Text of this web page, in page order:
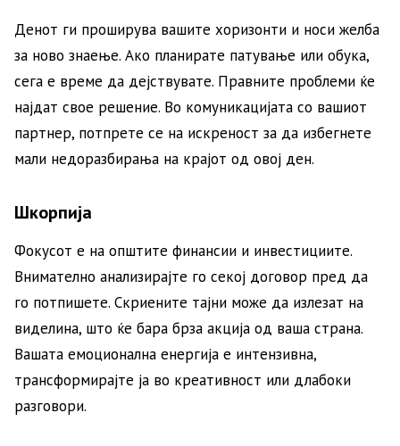
Денот ги проширува вашите хоризонти и носи желба
за ново знаење. Ако планирате патување или обука,
сега е време да дејствувате. Правните проблеми ќе
најдат свое решение. Во комуникацијата со вашиот
партнер, потпрете се на искреност за да избегнете
мали недоразбирања на крајот од овој ден.
Шкорпија
Фокусот е на општите финансии и инвестициите.
Внимателно анализирајте го секој договор пред да
го потпишете. Скриените тајни може да излезат на
виделина, што ќе бара брза акција од ваша страна.
Вашата емоционална енергија е интензивна,
трансформирајте ја во креативност или длабоки
разговори.